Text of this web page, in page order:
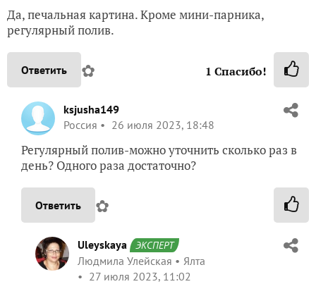
Да, печальная картина. Кроме мини-парника,
регулярный полив.
Ответить ✿ 1 Спасибо!
ksjusha149
Россия
26 июля 2023, 18:48
Регулярный полив-можно уточнить сколько раз в
день? Одного раза достаточно?
Ответить ✿
Uleyskaya ЭКСПЕРТ
Людмила Улейская
Ялта
27 июля 2023, 11:02